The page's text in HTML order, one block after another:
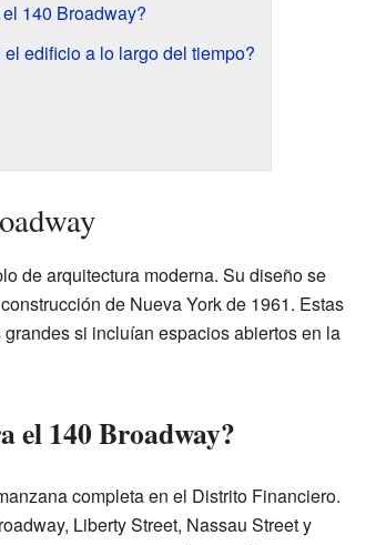
140 Broadway?
edificio a lo largo del tiempo?
de arquitectura moderna. Su diseño se
de Nueva York de 1961. Estas
si incluían espacios abiertos en la
el 140 Broadway?
completa en el Distrito Financiero.
Liberty Street, Nassau Street y